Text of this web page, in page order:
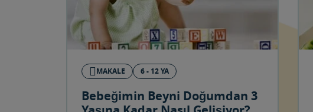
MAKALE 6 - 12 YA
Bebeğimin Beyni Doğumdan 3